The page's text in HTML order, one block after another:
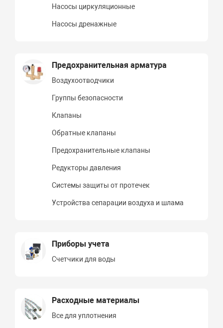
Насосы циркуляционные
Насосы дренажные
Предохранительная арматура
Воздухоотводчики
Группы безопасности
Клапаны
Обратные клапаны
Предохранительные клапаны
Редукторы давления
Системы защиты от протечек
Устройства сепарации воздуха и шлама
Приборы учета
Счетчики для воды
Расходные материалы
Все для уплотнения